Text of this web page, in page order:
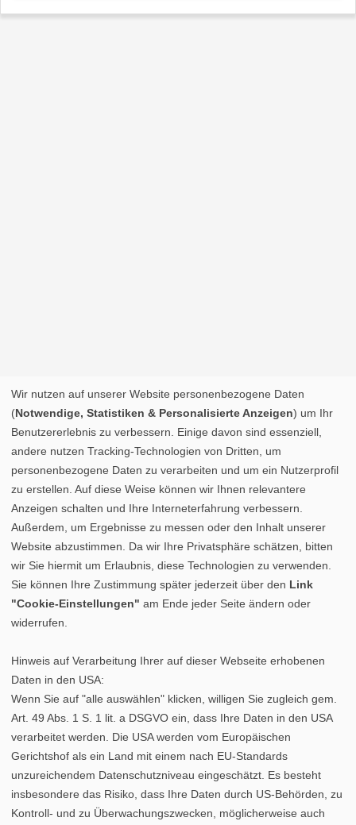
Wir nutzen auf unserer Website personenbezogene Daten
(Notwendige, Statistiken & Personalisierte Anzeigen) um Ihr
Benutzererlebnis zu verbessern. Einige davon sind essenziell,
andere nutzen Tracking-Technologien von Dritten, um
personenbezogene Daten zu verarbeiten und um ein Nutzerprofil
zu erstellen. Auf diese Weise können wir Ihnen relevantere
Anzeigen schalten und Ihre Interneterfahrung verbessern.
Außerdem, um Ergebnisse zu messen oder den Inhalt unserer
Website abzustimmen. Da wir Ihre Privatsphäre schätzen, bitten
wir Sie hiermit um Erlaubnis, diese Technologien zu verwenden.
Sie können Ihre Zustimmung später jederzeit über den Link
"Cookie-Einstellungen" am Ende jeder Seite ändern oder
widerrufen.
Hinweis auf Verarbeitung Ihrer auf dieser Webseite erhobenen
Daten in den USA:
Wenn Sie auf "alle auswählen" klicken, willigen Sie zugleich gem.
Art. 49 Abs. 1 S. 1 lit. a DSGVO ein, dass Ihre Daten in den USA
verarbeitet werden. Die USA werden vom Europäischen
Gerichtshof als ein Land mit einem nach EU-Standards
unzureichendem Datenschutzniveau eingeschätzt. Es besteht
insbesondere das Risiko, dass Ihre Daten durch US-Behörden, zu
Kontroll- und zu Überwachungszwecken, möglicherweise auch